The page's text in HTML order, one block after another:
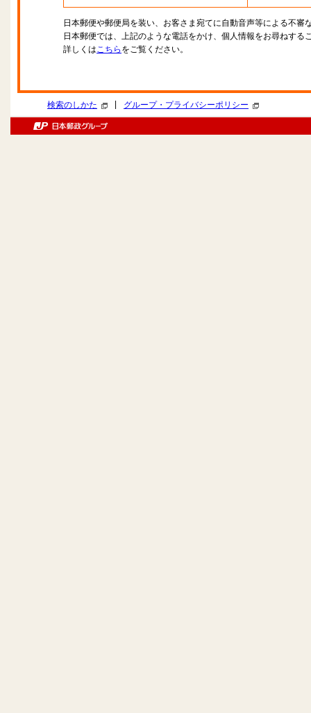
日本郵便や郵便局を装い、お客さま宛てに自動音声等による不審
日本郵便では、上記のような電話をかけ、個人情報をお尋ねする
詳しくはこちら をご覧ください。
検索のしかた グループ・プライバシーポリシー